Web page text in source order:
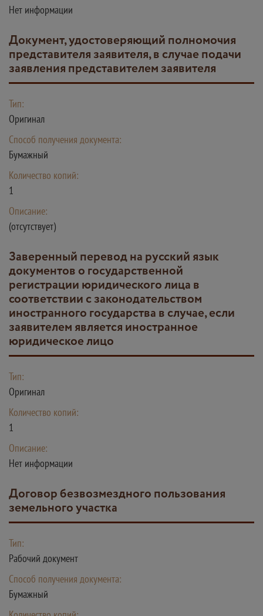
Нет информации
Документ, удостоверяющий полномочия
представителя заявителя, в случае подачи
заявления представителем заявителя
Тип:
Оригинал
Способ получения документа:
Бумажный
Количество копий:
1
Описание:
(отсутствует)
Заверенный перевод на русский язык
документов о государственной
регистрации юридического лица в
соответствии с законодательством
иностранного государства в случае, если
заявителем является иностранное
юридическое лицо
Тип:
Оригинал
Количество копий:
1
Описание:
Нет информации
Договор безвозмездного пользования
земельного участка
Тип:
Рабочий документ
Способ получения документа:
Бумажный